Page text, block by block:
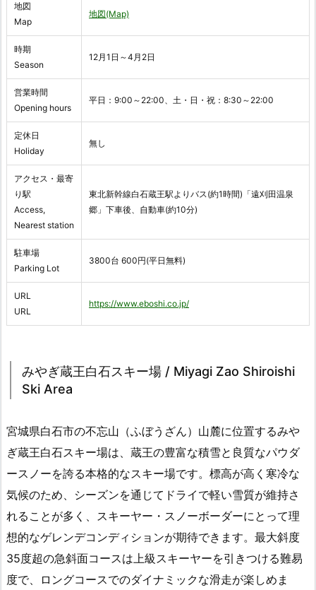
地図
Map
地図(Map)
時期
Season
12月1日～4月2日
営業時間
Opening hours
平日：9:00～22:00、土・日・祝：8:30～22:00
定休日
Holiday
無し
アクセス・最寄
り駅
Access,
Nearest station
東北新幹線白石蔵王駅よりバス(約1時間)「遠刈田温泉
郷」下車後、自動車(約10分)
駐車場
Parking Lot
3800台 600円(平日無料)
URL
URL
https://www.eboshi.co.jp/
みやぎ蔵王白石スキー場 / Miyagi Zao Shiroishi
Ski Area
宮城県白石市の不忘山（ふぼうざん）山麓に位置するみや
ぎ蔵王白石スキー場は、蔵王の豊富な積雪と良質なパウダ
ースノーを誇る本格的なスキー場です。標高が高く寒冷な
気候のため、シーズンを通じてドライで軽い雪質が維持さ
れることが多く、スキーヤー・スノーボーダーにとって理
想的なゲレンデコンディションが期待できます。最大斜度
35度超の急斜面コースは上級スキーヤーを引きつける難易
度で、ロングコースでのダイナミックな滑走が楽しめま